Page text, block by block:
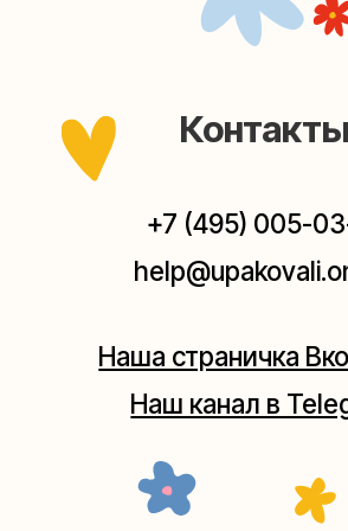
Мастерские упаковки подарков работают без
выходных, с 10 до 20 часов. Пишите, звоните,
заходите — всегда рады помочь!
Москва, ул.Плющиха, дом 42
Москва, ул.Таганская, дом 25-27
(как пройти)
Мастерская на Плющихе